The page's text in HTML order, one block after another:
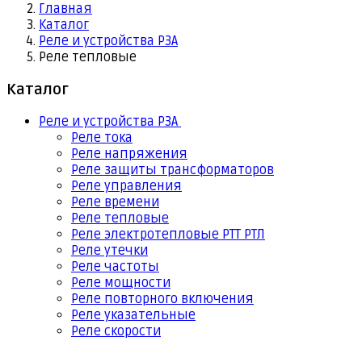
Главная
Каталог
Реле и устройства РЗА
Реле тепловые
Каталог
Реле и устройства РЗА
Реле тока
Реле напряжения
Реле защиты трансформаторов
Реле управления
Реле времени
Реле тепловые
Реле электротепловые РТТ РТЛ
Реле утечки
Реле частоты
Реле мощности
Реле повторного включения
Реле указательные
Реле скорости